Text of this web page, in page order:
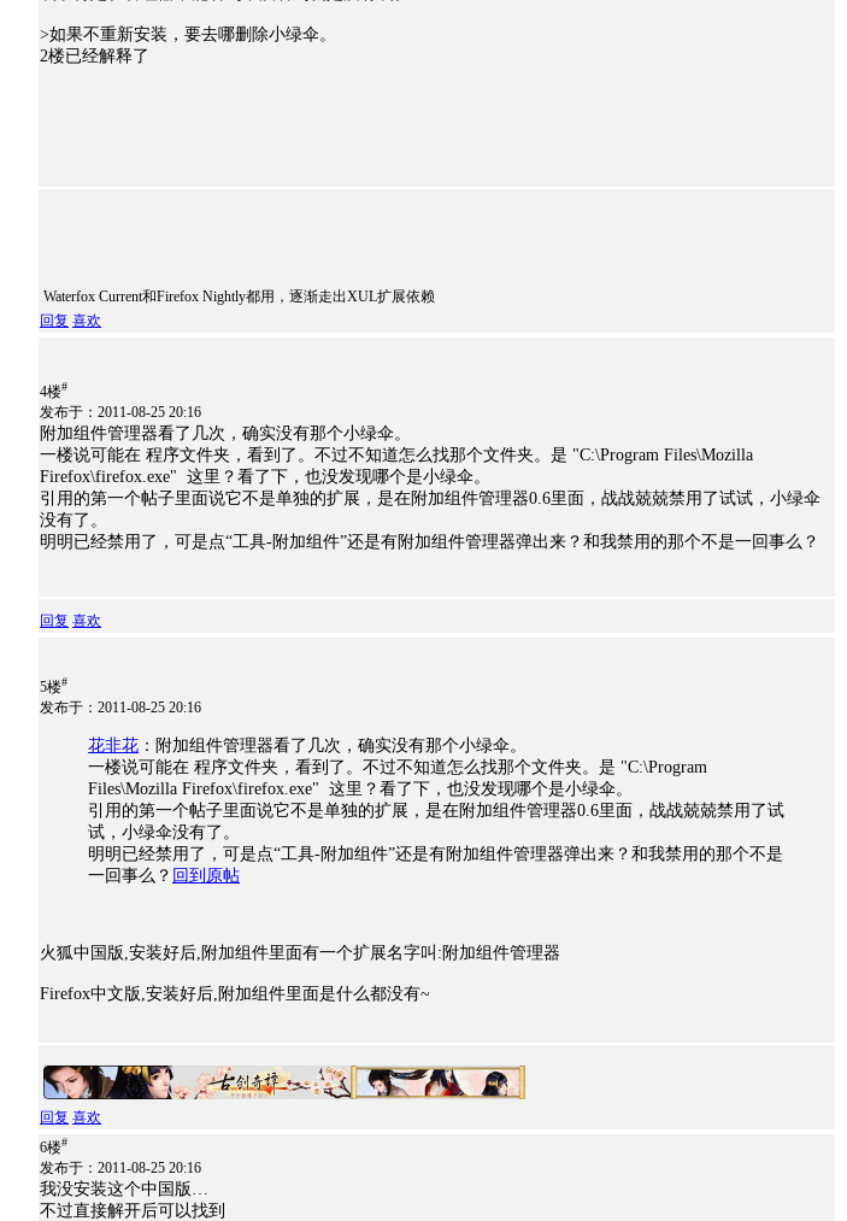
>如果不重新安装，要去哪删除小绿伞。
2楼已经解释了
Waterfox Current和Firefox Nightly都用，逐渐走出XUL扩展依赖
回复 喜欢
4楼#
发布于：2011-08-25 20:16
附加组件管理器看了几次，确实没有那个小绿伞。
一楼说可能在 程序文件夹，看到了。不过不知道怎么找那个文件夹。是 "C:\Program Files\Mozilla
Firefox\firefox.exe" 这里？看了下，也没发现哪个是小绿伞。
引用的第一个帖子里面说它不是单独的扩展，是在附加组件管理器0.6里面，战战兢兢禁用了试试，小绿伞
没有了。
明明已经禁用了，可是点“工具-附加组件”还是有附加组件管理器弹出来？和我禁用的那个不是一回事么？
回复 喜欢
5楼#
发布于：2011-08-25 20:16
花非花 ：附加组件管理器看了几次，确实没有那个小绿伞。
一楼说可能在 程序文件夹，看到了。不过不知道怎么找那个文件夹。是 "C:\Program
Files\Mozilla Firefox\firefox.exe" 这里？看了下，也没发现哪个是小绿伞。
引用的第一个帖子里面说它不是单独的扩展，是在附加组件管理器0.6里面，战战兢兢禁用了试
试，小绿伞没有了。
明明已经禁用了，可是点“工具-附加组件”还是有附加组件管理器弹出来？和我禁用的那个不是
一回事么？ 回到原帖
火狐中国版,安装好后,附加组件里面有一个扩展名字叫:附加组件管理器
Firefox中文版,安装好后,附加组件里面是什么都没有~
回复 喜欢
6楼#
发布于：2011-08-25 20:16
我没安装这个中国版…
不过直接解开后可以找到